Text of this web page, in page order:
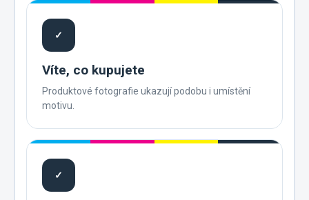
✓
Víte, co kupujete
Produktové fotografie ukazují podobu i umístění
motivu.
✓